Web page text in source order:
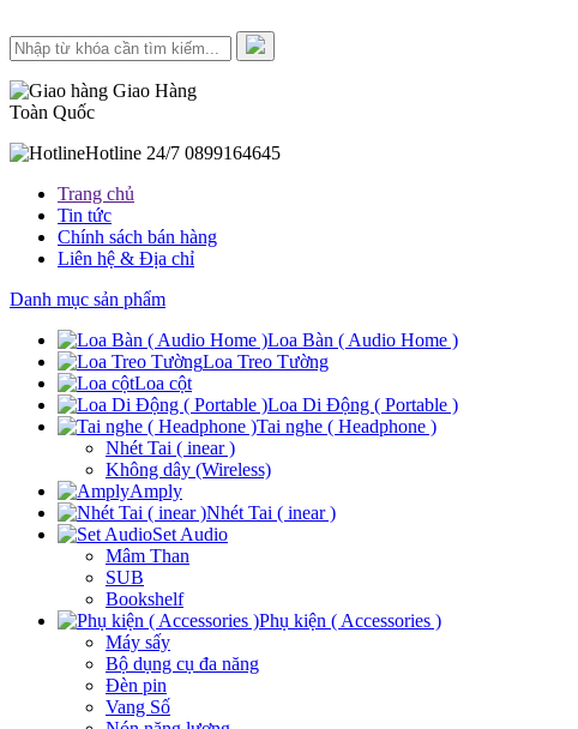
Giao Hàng
Toàn Quốc
Hotline 24/7 0899164645
Trang chủ
Tin tức
Chính sách bán hàng
Liên hệ & Địa chỉ
Danh mục sản phẩm
Loa Bàn ( Audio Home )
Loa Treo Tường
Loa cột
Loa Di Động ( Portable )
Tai nghe ( Headphone )
Nhét Tai ( inear )
Không dây (Wireless)
Amply
Nhét Tai ( inear )
Set Audio
Mâm Than
SUB
Bookshelf
Phụ kiện ( Accessories )
Máy sấy
Bộ dụng cụ đa năng
Đèn pin
Vang Số